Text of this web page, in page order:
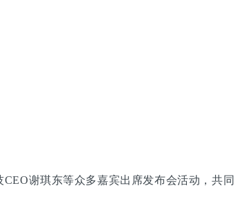
谢琪东等众多嘉宾出席发布会活动，共同